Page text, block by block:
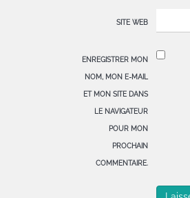
SITE WEB
ENREGISTRER MON
NOM, MON E-MAIL
ET MON SITE DANS
LE NAVIGATEUR
POUR MON
PROCHAIN
COMMENTAIRE.